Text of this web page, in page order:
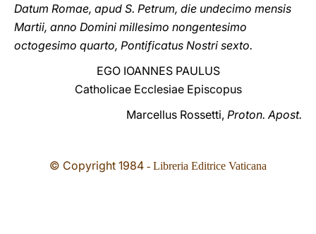
Datum Romae, apud S. Petrum, die undecimo mensis
Martii, anno Domini millesimo nongentesimο
octogesimo quartο, Pοntificatus Nostri sexto.
EGO IOANNES PAULUS
Catholicae Ecclesiae Episcopus
Marcellus Rossetti, Proton. Apost.
© Copyright 1984 - Libreria Editrice Vaticana